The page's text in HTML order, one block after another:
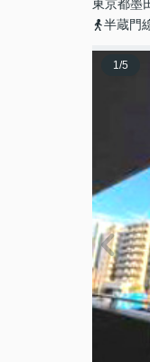
東京都墨
半蔵門
1/5